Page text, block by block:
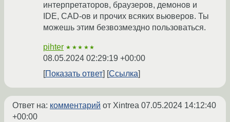
интерпретаторов, браузеров, демонов и
IDE, CAD-ов и прочих всяких вьюверов. Ты
можешь этим безвозмездно пользоваться.
pihter ★★★★★
08.05.2024 02:29:19 +00:00
Показать ответ
Ссылка
Ответ на: комментарий от Xintrea 07.05.2024 14:12:40
+00:00